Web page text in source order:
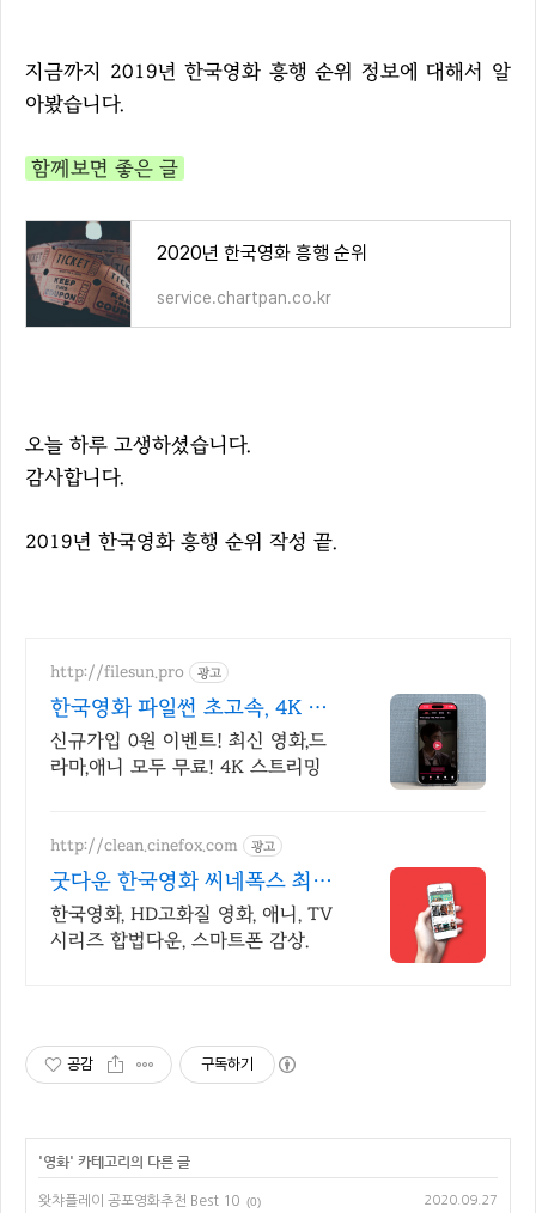
지금까지 2019년 한국영화 흥행 순위 정보에 대해서 알
아봤습니다.
함께보면 좋은 글
2020년 한국영화 흥행 순위
service.chartpan.co.kr
오늘 하루 고생하셨습니다.
감사합니다.
2019년 한국영화 흥행 순위 작성 끝.
http://filesun.pro 광고
한국영화 파일썬 초고속, 4K 실
시간 보기!
신규가입 0원 이벤트! 최신 영화,드
라마,애니 모두 무료! 4K 스트리밍
http://clean.cinefox.com 광고
굿다운 한국영화 씨네폭스 최대
3만원+10%추가적립
한국영화, HD고화질 영화, 애니, TV
시리즈 합법다운, 스마트폰 감상.
공감 구독하기
'영화' 카테고리의 다른 글
왓챠플레이 공포영화추천 Best 10 (0) 2020.09.27